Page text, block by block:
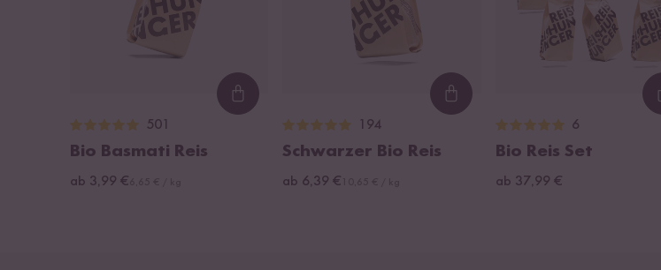
Loading...
501
Bio Basmati Reis
ab 3,99 €
Loading...
194
Schwarzer Bio Reis
ab 6,39 €
6
Bio Reis Set
ab 37,99 €